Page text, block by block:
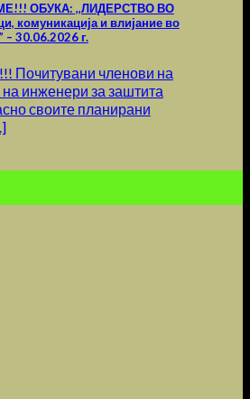
ОБУКА: ,,ЛИДЕРСТВО ВО
комуникација и влијание во
– 30.06.2026 г.
членови на
инженери за заштита
своите планирани